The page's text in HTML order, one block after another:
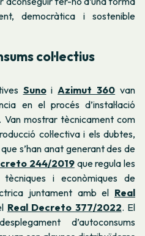
democràtica i sostenible
col·lectius
SunoiAzimut 360 van
en el procés d’instal·lació
Van mostrar tècnicament com
col·lectiva i els dubtes,
s’han anat generant des de
244/2019que regula les
tècniques i econòmiques de
juntament amb el Real
Real Decreto 377/2022. El
d’autoconsums